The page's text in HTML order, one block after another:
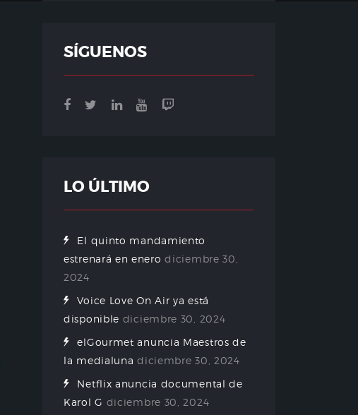
SÍGUENOS
LO ÚLTIMO
El quinto mandamiento
estrenará en enero diciembre 30,
2024
Voice Love On Air ya está
disponible diciembre 30, 2024
elGourmet anuncia Maestros de
la medialuna diciembre 30, 2024
Netflix anuncia documental de
Karol G diciembre 30, 2024